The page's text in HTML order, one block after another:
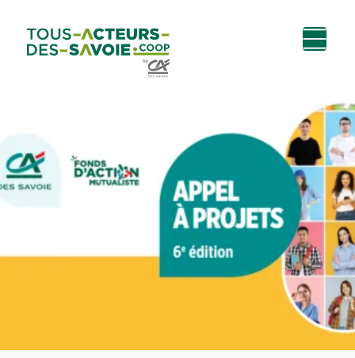
contenu
principal